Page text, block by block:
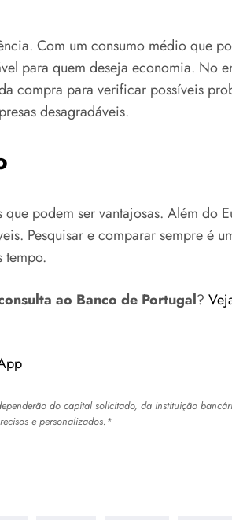
Com um consumo médio que
para quem deseja economia. No
compra para verificar possíveis
desagradáveis.
podem ser vantajosas. Além
Pesquisar e comparar sempre é
tempo.
ao Banco de Portugal?
do capital solicitado, da instituição
e personalizados.*